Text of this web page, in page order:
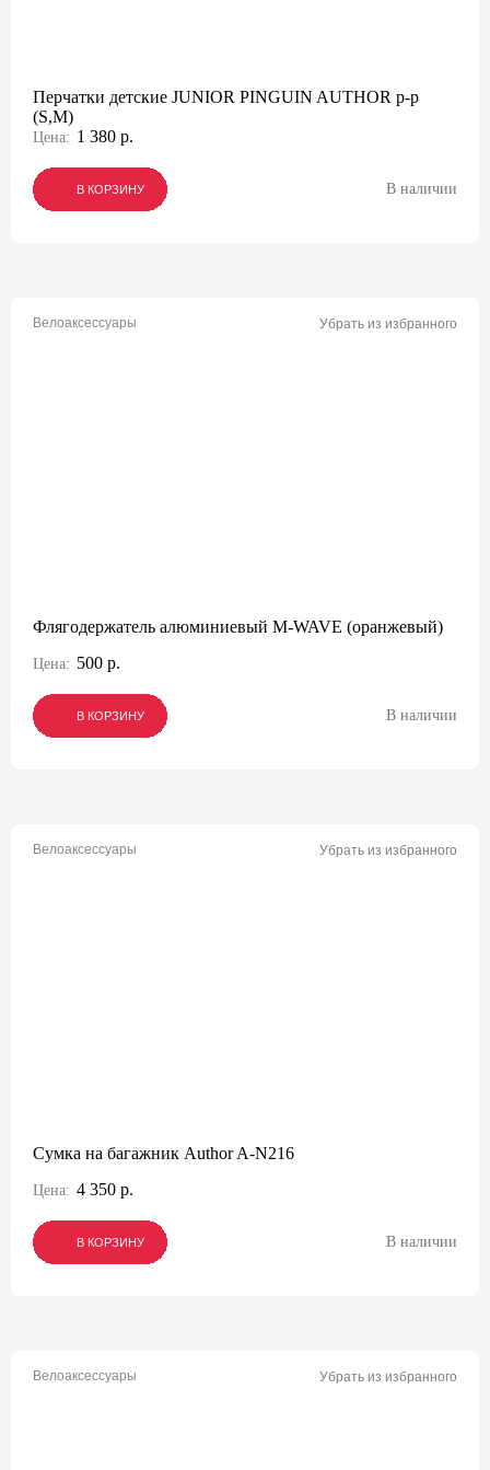
Перчатки детские JUNIOR PINGUIN AUTHOR p-p
(S,M)
Цена: 1 380 р.
В КОРЗИНУ
В КОРЗИНУ
В КОРЗИНУ В наличии
Велоаксессуары Убрать из избранного
Флягодержатель алюминиевый M-WAVE (оранжевый)
Цена: 500 р.
В КОРЗИНУ
В КОРЗИНУ
В КОРЗИНУ В наличии
Велоаксессуары Убрать из избранного
Сумка на багажник Author A-N216
Цена: 4 350 р.
В КОРЗИНУ
В КОРЗИНУ
В КОРЗИНУ В наличии
Велоаксессуары Убрать из избранного